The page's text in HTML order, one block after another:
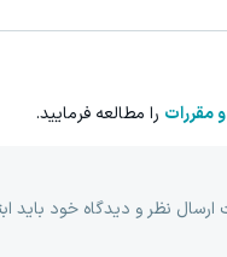
مقررات را مطالعه فرمایید.
نظر و دیدگاه خود باید